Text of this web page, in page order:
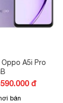
A5i Pro
đ
bán